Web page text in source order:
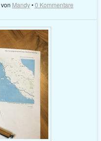
von Mandy•0 Kommentare